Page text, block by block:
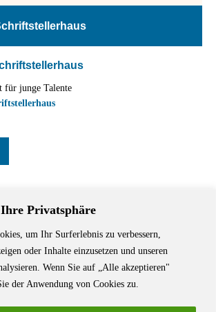
Privatsphäre
um Ihr Surferlebnis zu verbessern,
oder Inhalte einzusetzen und unseren
Wenn Sie auf „Alle akzeptieren"
der Anwendung von Cookies zu.
für junge Talente
ist ein beliebter Treffpunkt für Autorinnen und
und der Region sowie ein Veranstaltungsort für
und Schreibwerkstätten.